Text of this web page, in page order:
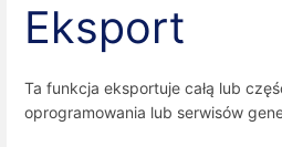
Eksport
Ta funkcja eksportuje całą lub
oprogramowania lub serwisów